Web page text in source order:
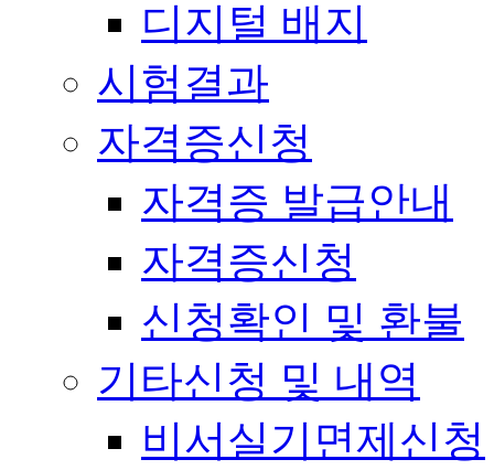
디지털 배지
시험결과
자격증신청
자격증 발급안내
자격증신청
신청확인 및 환불
기타신청 및 내역
비서실기면제신청